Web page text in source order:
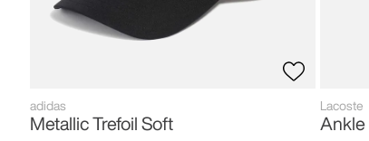
adidas
Metallic Trefoil Soft
Lacoste
Ankle